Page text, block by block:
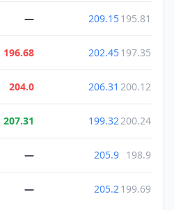
— 209.15195.81
196.68 202.45197.35
204.0 206.31 200.12
207.31 199.32200.24
— 205.9 198.9
— 205.2199.69